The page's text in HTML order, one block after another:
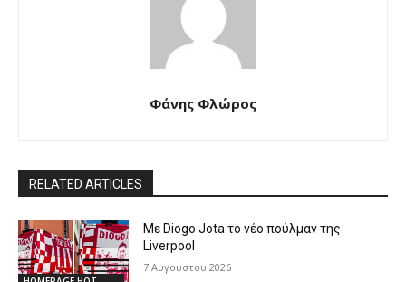
Φάνης Φλώρος
RELATED ARTICLES
Με Diogo Jota το νέο πούλμαν της
Liverpool
7 Αυγούστου 2026